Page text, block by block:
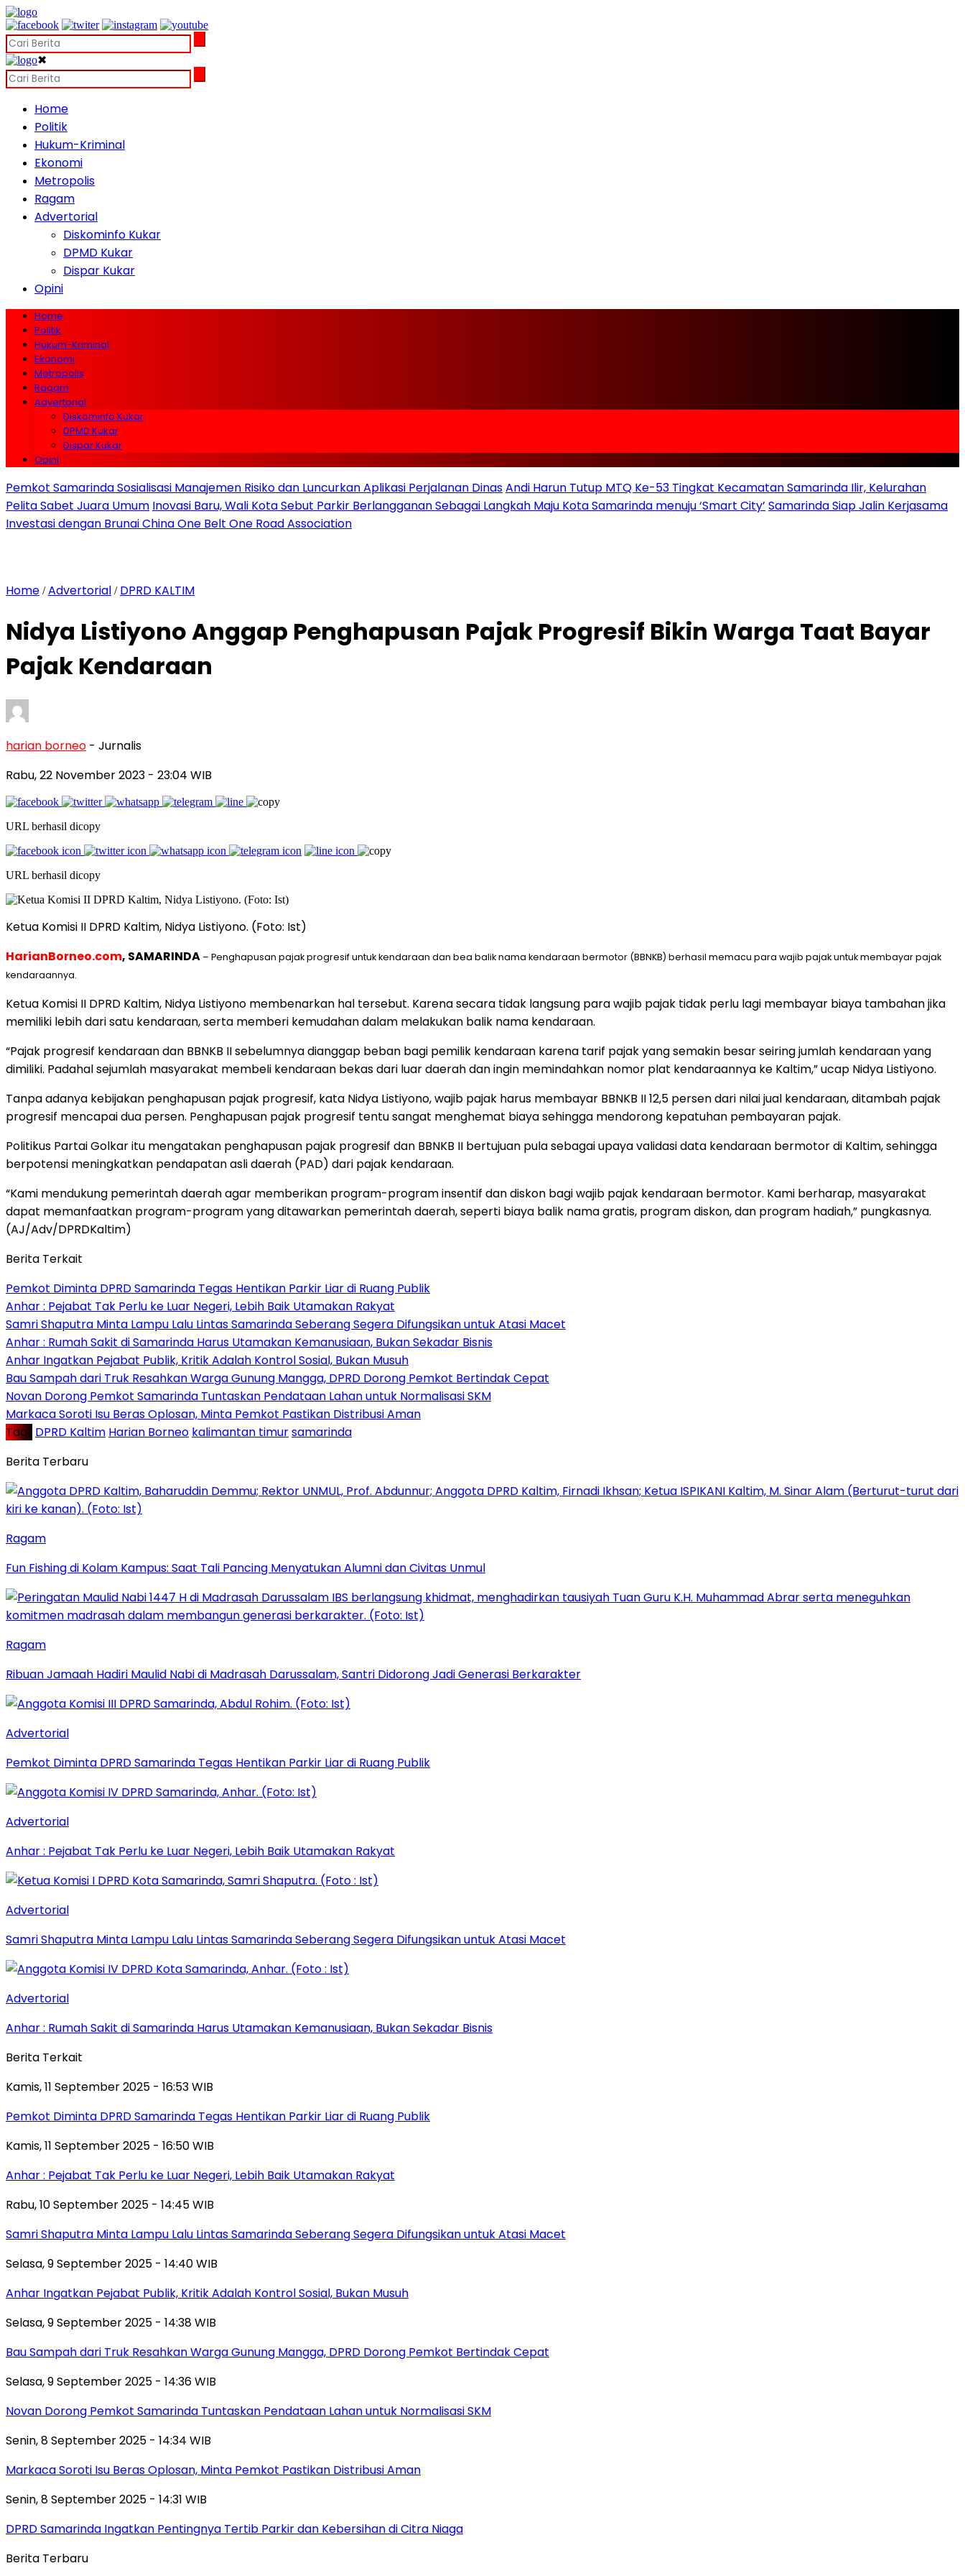
✖
Home
Politik
Hukum-Kriminal
Ekonomi
Metropolis
Ragam
Advertorial
Diskominfo Kukar
DPMD Kukar
Dispar Kukar
Opini
Home
Politik
Hukum-Kriminal
Ekonomi
Metropolis
Ragam
Advertorial
Diskominfo Kukar
DPMD Kukar
Dispar Kukar
Opini
Pemkot Samarinda Sosialisasi Manajemen Risiko dan Luncurkan Aplikasi Perjalanan DinasAndi Harun Tutup MTQ Ke-53 Tingkat Kecamatan Samarinda Ilir, Kelurahan
Pelita Sabet Juara Umum Inovasi Baru, Wali Kota Sebut Parkir Berlangganan Sebagai Langkah Maju Kota Samarinda menuju ‘Smart City’ Samarinda Siap Jalin Kerjasama
Investasi dengan Brunai China One Belt One Road Association
Home /Advertorial / DPRD KALTIM
Nidya Listiyono Anggap Penghapusan Pajak Progresif Bikin Warga Taat Bayar
Pajak Kendaraan
harian borneo - Jurnalis
Rabu, 22 November 2023 - 23:04 WIB
URL berhasil dicopy
URL berhasil dicopy
Ketua Komisi II DPRD Kaltim, Nidya Listiyono. (Foto: Ist)
HarianBorneo.com, SAMARINDA – Penghapusan pajak progresif untuk kendaraan dan bea balik nama kendaraan bermotor (BBNKB) berhasil memacu para wajib pajak untuk membayar pajak
kendaraannya.
Ketua Komisi II DPRD Kaltim, Nidya Listiyono membenarkan hal tersebut. Karena secara tidak langsung para wajib pajak tidak perlu lagi membayar biaya tambahan jika
memiliki lebih dari satu kendaraan, serta memberi kemudahan dalam melakukan balik nama kendaraan.
“Pajak progresif kendaraan dan BBNKB II sebelumnya dianggap beban bagi pemilik kendaraan karena tarif pajak yang semakin besar seiring jumlah kendaraan yang
dimiliki. Padahal sejumlah masyarakat membeli kendaraan bekas dari luar daerah dan ingin memindahkan nomor plat kendaraannya ke Kaltim,” ucap Nidya Listiyono.
Tanpa adanya kebijakan penghapusan pajak progresif, kata Nidya Listiyono, wajib pajak harus membayar BBNKB II 12,5 persen dari nilai jual kendaraan, ditambah pajak
progresif mencapai dua persen. Penghapusan pajak progresif tentu sangat menghemat biaya sehingga mendorong kepatuhan pembayaran pajak.
Politikus Partai Golkar itu mengatakan penghapusan pajak progresif dan BBNKB II bertujuan pula sebagai upaya validasi data kendaraan bermotor di Kaltim, sehingga
berpotensi meningkatkan pendapatan asli daerah (PAD) dari pajak kendaraan.
“Kami mendukung pemerintah daerah agar memberikan program-program insentif dan diskon bagi wajib pajak kendaraan bermotor. Kami berharap, masyarakat
dapat memanfaatkan program-program yang ditawarkan pemerintah daerah, seperti biaya balik nama gratis, program diskon, dan program hadiah,” pungkasnya.
(AJ/Adv/DPRDKaltim)
Berita Terkait
Pemkot Diminta DPRD Samarinda Tegas Hentikan Parkir Liar di Ruang Publik
Anhar : Pejabat Tak Perlu ke Luar Negeri, Lebih Baik Utamakan Rakyat
Samri Shaputra Minta Lampu Lalu Lintas Samarinda Seberang Segera Difungsikan untuk Atasi Macet
Anhar : Rumah Sakit di Samarinda Harus Utamakan Kemanusiaan, Bukan Sekadar Bisnis
Anhar Ingatkan Pejabat Publik, Kritik Adalah Kontrol Sosial, Bukan Musuh
Bau Sampah dari Truk Resahkan Warga Gunung Mangga, DPRD Dorong Pemkot Bertindak Cepat
Novan Dorong Pemkot Samarinda Tuntaskan Pendataan Lahan untuk Normalisasi SKM
Markaca Soroti Isu Beras Oplosan, Minta Pemkot Pastikan Distribusi Aman
Tag : DPRD Kaltim Harian Borneo kalimantan timursamarinda
Berita Terbaru
Ragam
Fun Fishing di Kolam Kampus: Saat Tali Pancing Menyatukan Alumni dan Civitas Unmul
Ragam
Ribuan Jamaah Hadiri Maulid Nabi di Madrasah Darussalam, Santri Didorong Jadi Generasi Berkarakter
Advertorial
Pemkot Diminta DPRD Samarinda Tegas Hentikan Parkir Liar di Ruang Publik
Advertorial
Anhar : Pejabat Tak Perlu ke Luar Negeri, Lebih Baik Utamakan Rakyat
Advertorial
Samri Shaputra Minta Lampu Lalu Lintas Samarinda Seberang Segera Difungsikan untuk Atasi Macet
Advertorial
Anhar : Rumah Sakit di Samarinda Harus Utamakan Kemanusiaan, Bukan Sekadar Bisnis
Berita Terkait
Kamis, 11 September 2025 - 16:53 WIB
Pemkot Diminta DPRD Samarinda Tegas Hentikan Parkir Liar di Ruang Publik
Kamis, 11 September 2025 - 16:50 WIB
Anhar : Pejabat Tak Perlu ke Luar Negeri, Lebih Baik Utamakan Rakyat
Rabu, 10 September 2025 - 14:45 WIB
Samri Shaputra Minta Lampu Lalu Lintas Samarinda Seberang Segera Difungsikan untuk Atasi Macet
Selasa, 9 September 2025 - 14:40 WIB
Anhar Ingatkan Pejabat Publik, Kritik Adalah Kontrol Sosial, Bukan Musuh
Selasa, 9 September 2025 - 14:38 WIB
Bau Sampah dari Truk Resahkan Warga Gunung Mangga, DPRD Dorong Pemkot Bertindak Cepat
Selasa, 9 September 2025 - 14:36 WIB
Novan Dorong Pemkot Samarinda Tuntaskan Pendataan Lahan untuk Normalisasi SKM
Senin, 8 September 2025 - 14:34 WIB
Markaca Soroti Isu Beras Oplosan, Minta Pemkot Pastikan Distribusi Aman
Senin, 8 September 2025 - 14:31 WIB
DPRD Samarinda Ingatkan Pentingnya Tertib Parkir dan Kebersihan di Citra Niaga
Berita Terbaru